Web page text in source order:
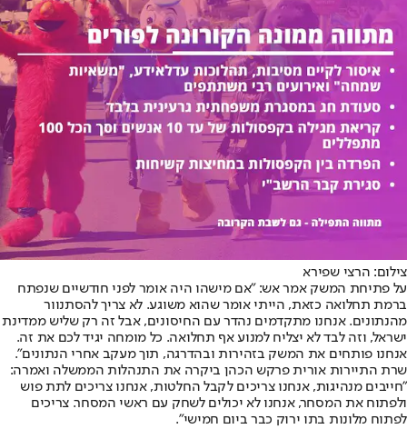
צילום: הרצי שפירא
על פתיחת המשק אמר אש: "אם מישהו היה אומר לפני חודשיים שנפתח
ברמת תחלואה כזאת, הייתי אומר שהוא משוגע. לא צריך להסתנוור
מהנתונים. אנחנו מתקדמים נהדר עם החיסונים, אבל זה רק שליש ממדינת
ישראל, וזה לבד לא יצליח למנוע אף תחלואה. כל מומחה יגיד לכם את זה.
אנחנו פותחים את המשק בזהירות ובהדרגה, תוך מעקב אחרי הנתונים".
שרת התיירות אורית פרקש הכהן ביקרה את התנהלות הממשלה ואמרה:
"חייבים מנהיגות, אנחנו צריכים לקבל החלטות, אנחנו צריכים לתת פוש
ולפתוח את המסחר, אנחנו לא יכולים לשחק עם ראשי המסחר. צריכים
לפתוח מלונות בתו ירוק כבר ביום חמישי".